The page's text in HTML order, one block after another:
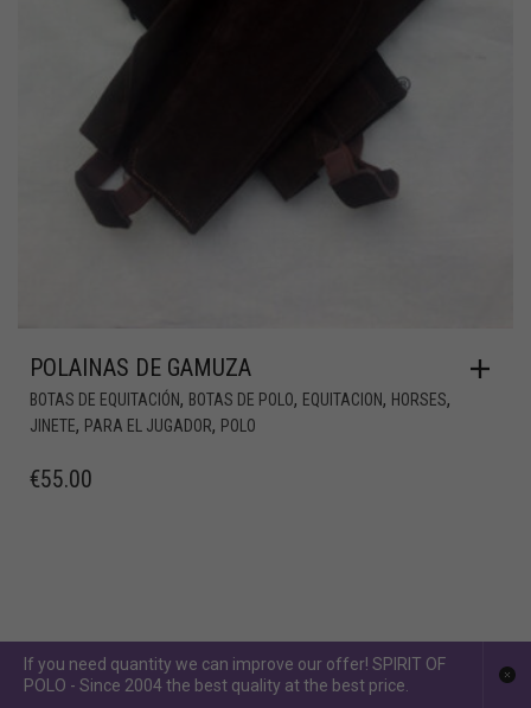
POLAINAS DE GAMUZA
BOTAS DE EQUITACIÓN, BOTAS DE POLO, EQUITACION, HORSES,
JINETE, PARA EL JUGADOR, POLO
€55.00
If you need quantity we can improve our offer! SPIRIT OF
POLO - Since 2004 the best quality at the best price.